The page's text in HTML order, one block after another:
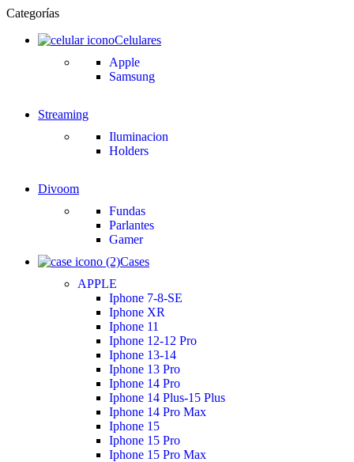
Categorías
Celulares
Apple
Samsung
Streaming
Iluminacion
Holders
Divoom
Fundas
Parlantes
Gamer
Cases
APPLE
Iphone 7-8-SE
Iphone XR
Iphone 11
Iphone 12-12 Pro
Iphone 13-14
Iphone 13 Pro
Iphone 14 Pro
Iphone 14 Plus-15 Plus
Iphone 14 Pro Max
Iphone 15
Iphone 15 Pro
Iphone 15 Pro Max